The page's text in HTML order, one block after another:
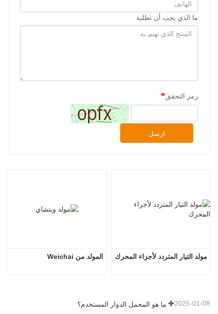
ما الذي يجب أن تطلبه
رمز التحقق
ارسل
المولد من Weichai مولد التيار المتردد لأجزاء المحرك
ما هو المحمل الدوار المستخدم؟ 2025-01-08